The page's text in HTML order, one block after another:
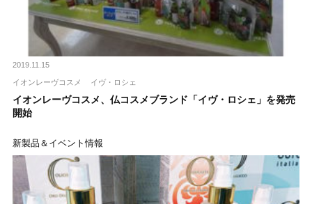
2019.11.15
イオンレーヴコスメ イヴ・ロシェ
イオンレーヴコスメ、仏コスメブランド「イヴ・ロシェ」を発売
開始
新製品＆イベント情報